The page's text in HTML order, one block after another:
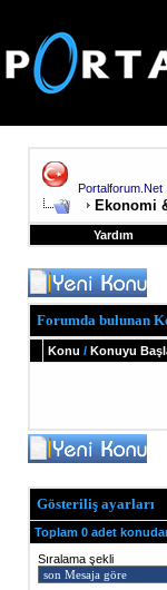
Portalforum.Net
Ekonomi
Yardım
Forumda bulunan
Konu / Konuyu
Gösteriliş ayarları
Toplam 0 adet
Sıralama şekli